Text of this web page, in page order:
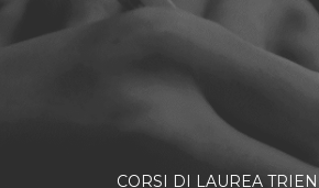
CORSI DI LAUREA